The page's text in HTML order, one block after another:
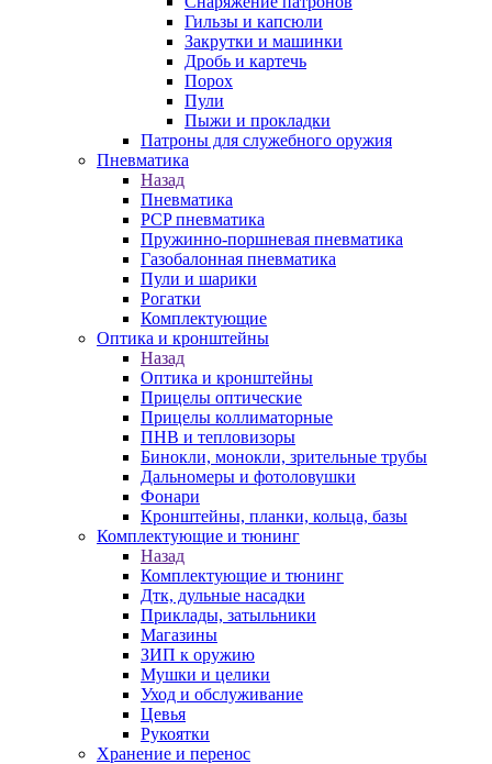
Гильзы и капсюли
Закрутки и машинки
Дробь и картечь
Порох
Пули
Пыжи и прокладки
Патроны для служебного оружия
Пневматика
Назад
Пневматика
PCP пневматика
Пружинно-поршневая пневматика
Газобалонная пневматика
Пули и шарики
Рогатки
Комплектующие
Оптика и кронштейны
Назад
Оптика и кронштейны
Прицелы оптические
Прицелы коллиматорные
ПНВ и тепловизоры
Бинокли, монокли, зрительные трубы
Дальномеры и фотоловушки
Фонари
Кронштейны, планки, кольца, базы
Комплектующие и тюнинг
Назад
Комплектующие и тюнинг
Дтк, дульные насадки
Приклады, затыльники
Магазины
ЗИП к оружию
Мушки и целики
Уход и обслуживание
Цевья
Рукоятки
Хранение и перенос